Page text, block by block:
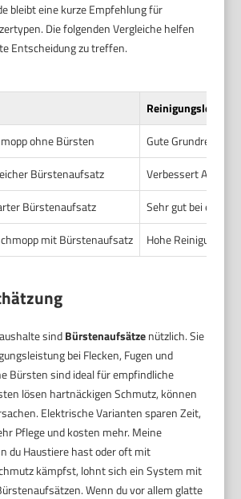
bleibt eine kurze Empfehlung für
Die folgenden Vergleiche helfen
Entscheidung zu treffen.
ohne Bürsten
Gute
Bürstenaufsatz
Verbessert
Bürstenaufsatz
Sehr gut bei
mit Bürstenaufsatz
Hohe
sindBürstenaufsätzenützlich. Sie
bei Flecken, Fugen und
Bürsten sind ideal für empfindliche
lösen hartnäckigen Schmutz, können
Elektrische Varianten sparen Zeit,
Pflege und kosten mehr. Meine
du Haustiere hast oder oft mit
kämpfst, lohnt sich ein System mit
Wenn du vor allem glatte